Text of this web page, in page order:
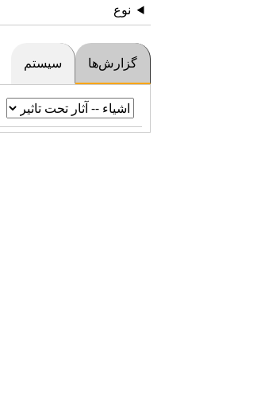
نوع
گزارش‌ها سیستم